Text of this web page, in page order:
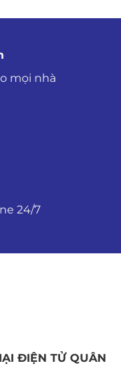
mọi nhà
24/7
ĐIỆN TỬ QUÂN